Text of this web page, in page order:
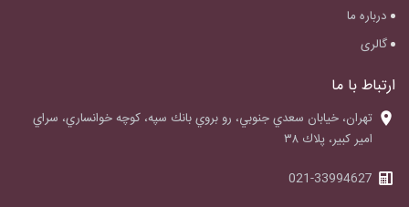
درباره ما
گالری
ارتباط با ما
‌تهران، خيابان سعدي جنوبي، رو بروي بانك سپه، كوچه خوانساري، سراي
امير كبير، پلاك ٣٨
021-33994627